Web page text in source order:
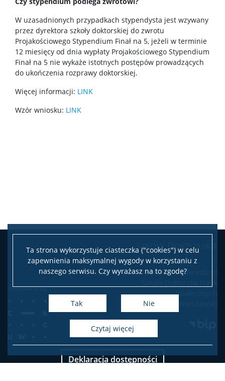
Ta strona wykorzystuje ciasteczka ("cookies") w celu
zapewnienia maksymalnej wygody w korzystaniu z
naszego serwisu. Czy wyrażasz na to zgodę?
Tak Nie
czytaj więcej
W uzasadnionych przypadkach stypendysta jest wzywany
przez dyrektora szkoły doktorskiej do zwrotu
Projakościowego Stypendium Finał na 5, jeżeli w terminie
12 miesięcy od dnia wypłaty Projakościowego Stypendium
Finał na 5 nie wykaże istotnych postępów prowadzących
do ukończenia rozprawy doktorskiej.
Więcej informacji: LINK
Wzór wniosku: LINK
Szkoły Doktorskie
e-mail: szkola.ns@uw.edu.pl
Społecznych
Uniwersytet Warszawski
Deklaracja dostępności